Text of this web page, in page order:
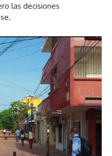
las decisiones